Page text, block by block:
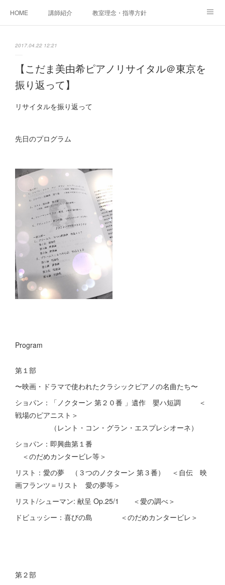
HOME 講師紹介 教室理念・指導方針
ご相談・体験レッスンお申し込み
2017.04.22 12:21
【こだま美由希ピアノリサイタル＠東京を
振り返って】
リサイタルを振り返って
先日のプログラム
Program
第１部
〜映画・ドラマで使われたクラシックピアノの名曲たち〜
ショパン：「ノクターン 第２０番 」遺作 嬰ハ短調 ＜
戦場のピアニスト＞
（レント・コン・グラン・エスプレシオーネ）
ショパン：即興曲第１番
＜のだめカンタービレ等＞
リスト：愛の夢 （３つのノクターン 第３番） ＜自伝 映
画フランツ＝リスト 愛の夢等＞
リスト/シューマン: 献呈 Op.25/1 ＜愛の調べ＞
ドビュッシー：喜びの島 ＜のだめカンタービレ＞
第２部